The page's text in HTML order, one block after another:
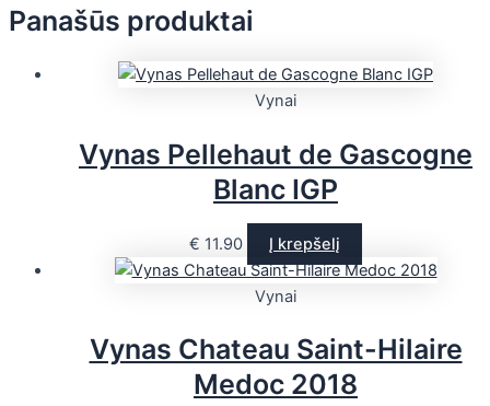
Panašūs produktai
Vynai
Vynas Pellehaut de Gascogne
Blanc IGP
€ 11.90 Į krepšelį
Vynai
Vynas Chateau Saint-Hilaire
Medoc 2018